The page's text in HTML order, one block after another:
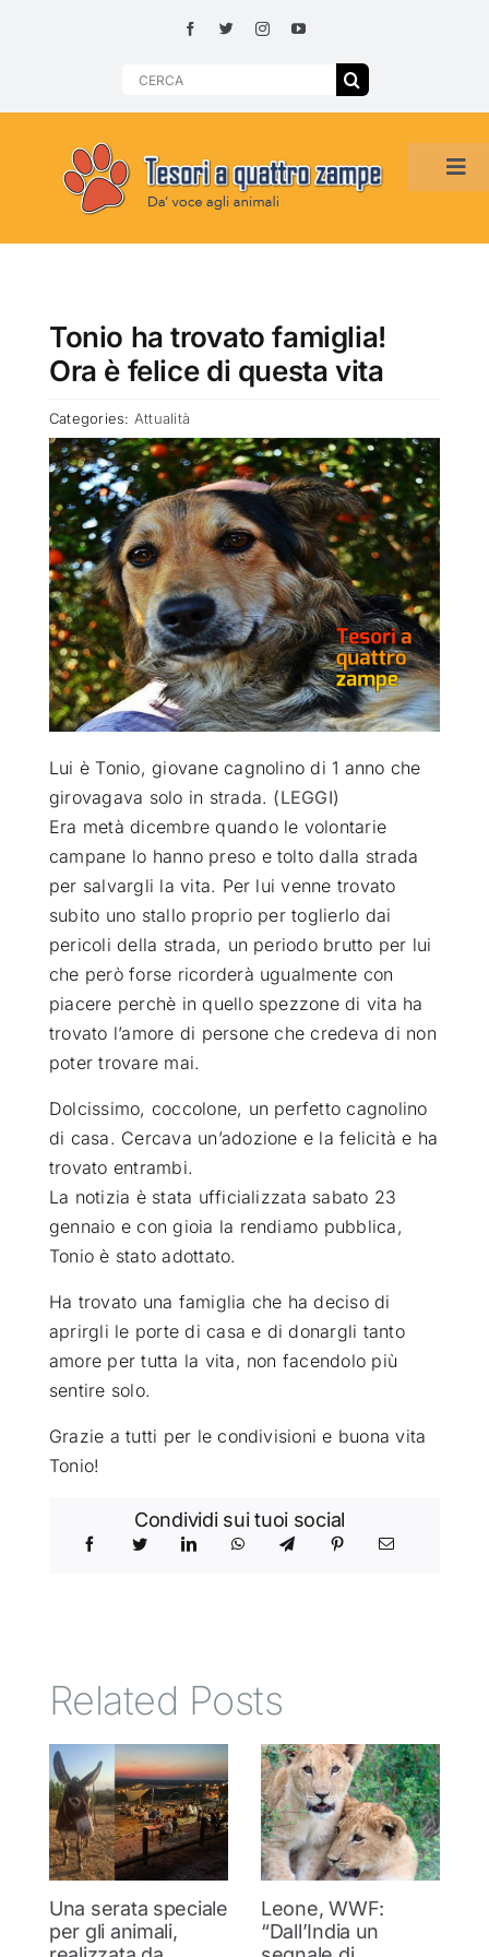
Search
HOME
ADOTTATI O RITROVATI
ATTUALITÀ
VIDEO
CHI SIAMO
SEMPRE CON ME
Tonio ha trovato famiglia!
Ora è felice di questa vita
Categories: Attualità
Lui è Tonio, giovane cagnolino di 1 anno che
girovagava solo in strada. (LEGGI)
Era metà dicembre quando le volontarie
campane lo hanno preso e tolto dalla strada
per salvargli la vita. Per lui venne trovato
subito uno stallo proprio per toglierlo dai
pericoli della strada, un periodo brutto per lui
che però forse ricorderà ugualmente con
piacere perchè in quello spezzone di vita ha
trovato l’amore di persone che credeva di non
poter trovare mai.
Dolcissimo, coccolone, un perfetto cagnolino
di casa. Cercava un’adozione e la felicità e ha
trovato entrambi.
La notizia è stata ufficializzata sabato 23
gennaio e con gioia la rendiamo pubblica,
Tonio è stato adottato.
Ha trovato una famiglia che ha deciso di
aprirgli le porte di casa e di donargli tanto
amore per tutta la vita, non facendolo più
sentire solo.
Grazie a tutti per le condivisioni e buona vita
Tonio!
Condividi sui tuoi social
Related Posts
Una serata speciale
per gli animali,
Leone, WWF:
“Dall’India un